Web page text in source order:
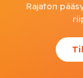
Rajaton